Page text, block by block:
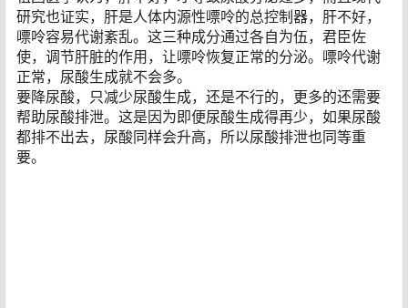
研究也证实，肝是人体内源性嘌呤的总控制器，肝不好，
嘌呤容易代谢紊乱。这三种成分通过各自为伍，君臣佐
使，调节肝脏的作用，让嘌呤恢复正常的分泌。嘌呤代谢
正常，尿酸生成就不会多。
要降尿酸，只减少尿酸生成，还是不行的，更多的还需要
帮助尿酸排泄。这是因为即便尿酸生成得再少，如果尿酸
都排不出去，尿酸同样会升高，所以尿酸排泄也同等重
要。